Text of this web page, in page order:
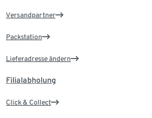
Versandpartner
Packstation
Lieferadresse ändern
Filialabholung
Click & Collect